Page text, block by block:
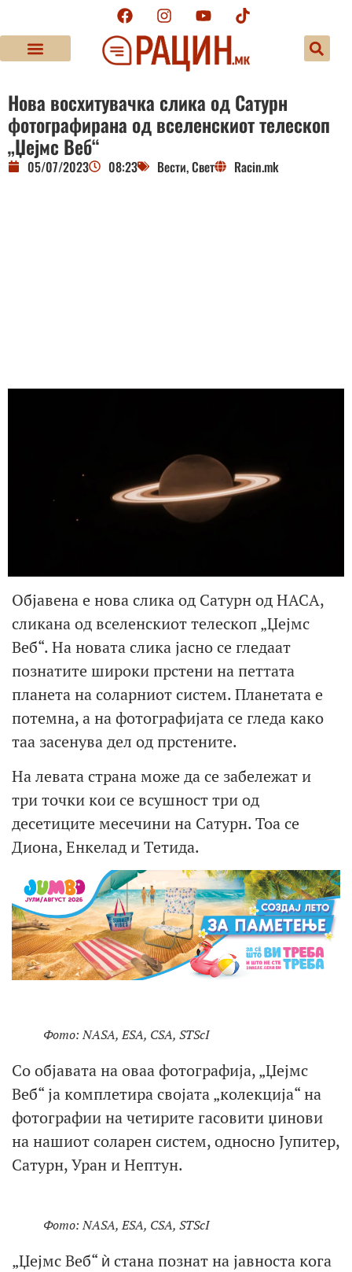
Нова восхитувачка слика од Сатурн
фотографирана од вселенскиот телескоп
„Џејмс Веб“
05/07/2023 08:23 Вести,Свет Racin.mk
Објавена е нова слика од Сатурн од НАСА,
сликана од вселенскиот телескоп „Џејмс
Веб“. На новата слика јасно се гледаат
познатите широки прстени на петтата
планета на соларниот систем. Планетата е
потемна, а на фотографијата се гледа како
таа засенува дел од прстените.
На левата страна може да се забележат и
три точки кои се всушност три од
десетиците месечини на Сатурн. Тоа се
Диона, Енкелад и Tетида.
Фото: NASA, ESA, CSA, STScI
Со објавата на оваа фотографија, „Џејмс
Веб“ ја комплетира својата „колекција“ на
фотографии на четирите гасовити џинови
на нашиот соларен систем, односно Јупитер,
Сатурн, Уран и Нептун.
Фото: NASA, ESA, CSA, STScI
„Џејмс Веб“ ѝ стана познат на јавноста кога